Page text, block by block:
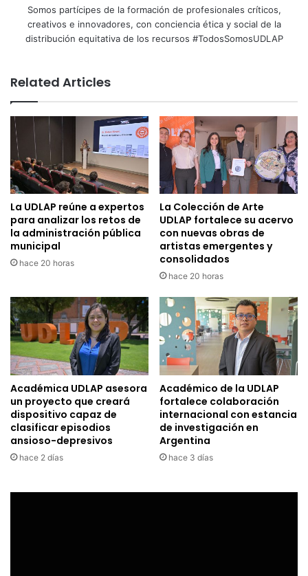
Somos partícipes de la formación de profesionales críticos,
creativos e innovadores, con conciencia ética y social de la
distribución equitativa de los recursos #TodosSomosUDLAP
Related Articles
La UDLAP reúne a expertos
para analizar los retos de
la administración pública
municipal
hace 20 horas
La Colección de Arte
UDLAP fortalece su acervo
con nuevas obras de
artistas emergentes y
consolidados
hace 20 horas
Académica UDLAP asesora
un proyecto que creará
dispositivo capaz de
clasificar episodios
ansioso-depresivos
hace 2 días
Académico de la UDLAP
fortalece colaboración
internacional con estancia
de investigación en
Argentina
hace 3 días